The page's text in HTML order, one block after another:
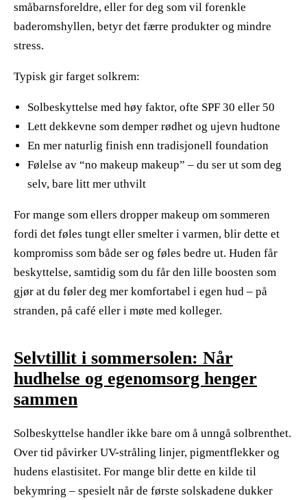
småbarnsforeldre, eller for deg som vil forenkle
baderomshyllen, betyr det færre produkter og mindre
stress.
Typisk gir farget solkrem:
Solbeskyttelse med høy faktor, ofte SPF 30 eller 50
Lett dekkevne som demper rødhet og ujevn hudtone
En mer naturlig finish enn tradisjonell foundation
Følelse av “no makeup makeup” – du ser ut som deg
selv, bare litt mer uthvilt
For mange som ellers dropper makeup om sommeren
fordi det føles tungt eller smelter i varmen, blir dette et
kompromiss som både ser og føles bedre ut. Huden får
beskyttelse, samtidig som du får den lille boosten som
gjør at du føler deg mer komfortabel i egen hud – på
stranden, på café eller i møte med kolleger.
Selvtillit i sommersolen: Når
hudhelse og egenomsorg henger
sammen
Solbeskyttelse handler ikke bare om å unngå solbrenthet.
Over tid påvirker UV-stråling linjer, pigmentflekker og
hudens elastisitet. For mange blir dette en kilde til
bekymring – spesielt når de første solskadene dukker